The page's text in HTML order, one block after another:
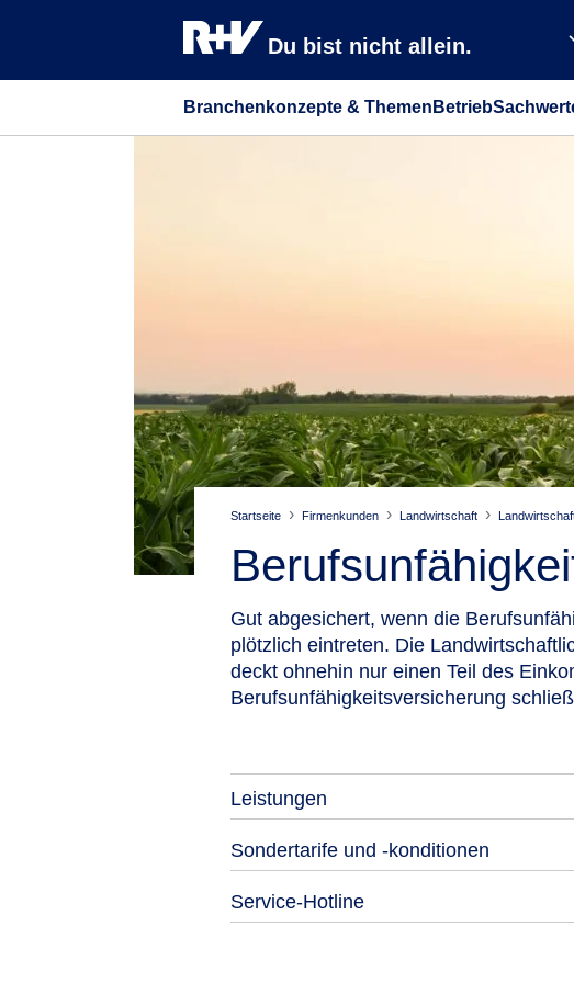
Du bist nicht allein.
Branchenkonzepte & Themen Betrieb
Startseite Firmenkunden Landwirtschaft
Gut abgesichert, wenn die
plötzlich eintreten. Die
deckt ohnehin nur einen Teil des
Berufsunfähigkeitsversicherung
Leistungen
Sondertarife und -konditionen
Service-Hotline